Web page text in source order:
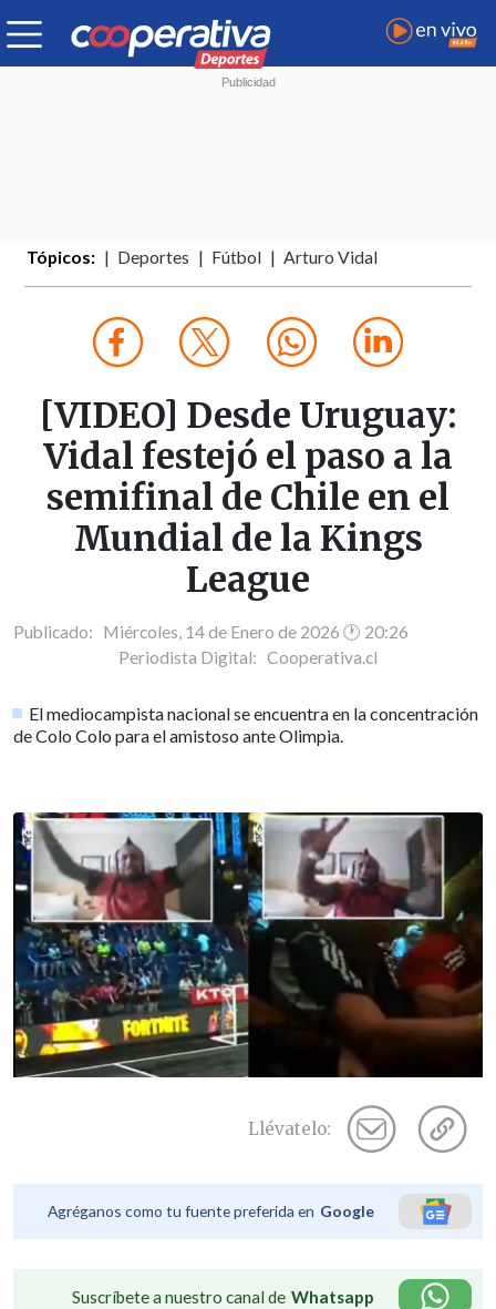
Tópicos: Deportes Fútbol Arturo Vidal
[VIDEO] Desde Uruguay:
Vidal festejó el paso a la
semifinal de Chile en el
Mundial de la Kings
League
Publicado: Miércoles, 14 de Enero de 2026 🕐 20:26
Periodista Digital: Cooperativa.cl
El mediocampista nacional se encuentra en la concentración
de Colo Colo para el amistoso ante Olimpia.
Llévatelo:
Agréganos como tu fuente preferida en Google
Suscríbete a nuestro canal de Whatsapp